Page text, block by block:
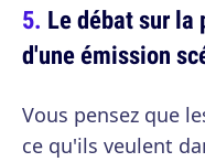
Le débat sur la
d'une émission
Vous pensez que
ce qu'ils veulent